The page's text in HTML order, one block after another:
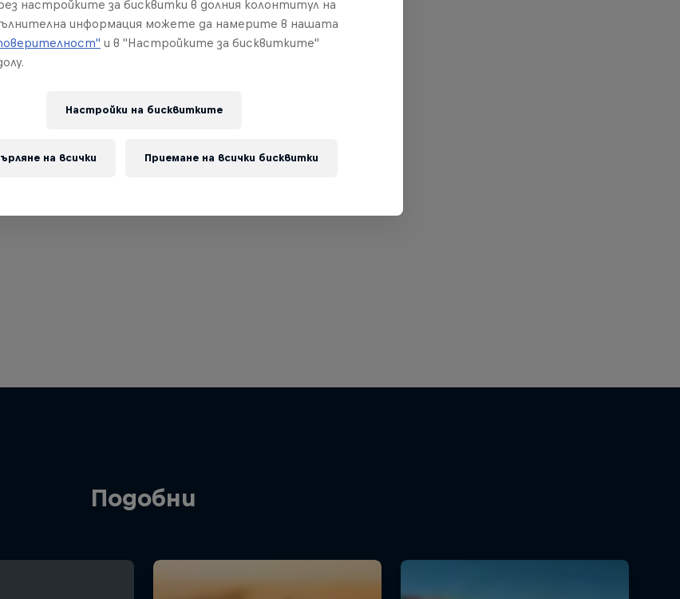
Подобни
настройките за бисквитки в долния колонтитул на
информация можете да намерите в нашата
и в "Настройките за бисквитките"
Настройки на бисквитките
на всички Приемане на всички бисквитки